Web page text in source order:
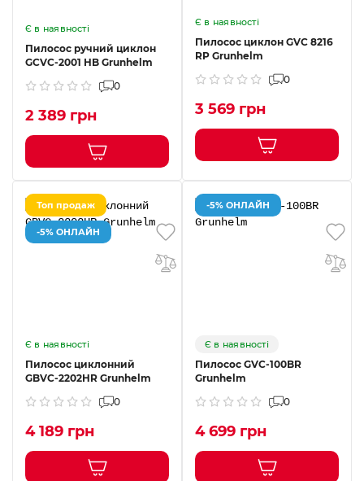
Є в наявності
Пилосос ручний циклон
GCVC-2001 HB Grunhelm
0
2 389 грн
Є в наявності
Пилосос циклон GVC 8216
RP Grunhelm
0
3 569 грн
Топ продаж
-5% ОНЛАЙН
Є в наявності
Пилосос циклонний
GBVC-2202HR Grunhelm
0
4 189 грн
-5% ОНЛАЙН
Є в наявності
Пилосос GVC-100BR
Grunhelm
0
4 699 грн